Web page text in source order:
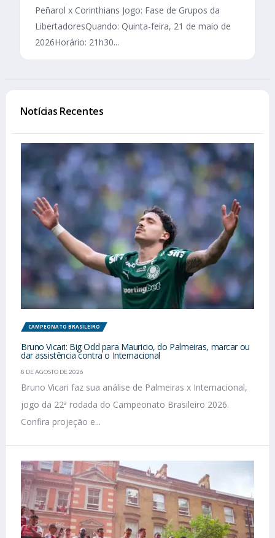
Peñarol x Corinthians Jogo: Fase de Grupos da
LibertadoresQuando: Quinta-feira, 21 de maio de
2026Horário: 21h30...
Notícias Recentes
CAMPEONATO BRASILEIRO
Bruno Vicari: Big Odd para Mauricio, do Palmeiras, marcar ou
dar assistência contra o Internacional
8 DE AGOSTO DE 2026
Bruno Vicari faz sua análise de Palmeiras x Internacional,
jogo da 22ª rodada do Campeonato Brasileiro 2026.
Confira projeção e...